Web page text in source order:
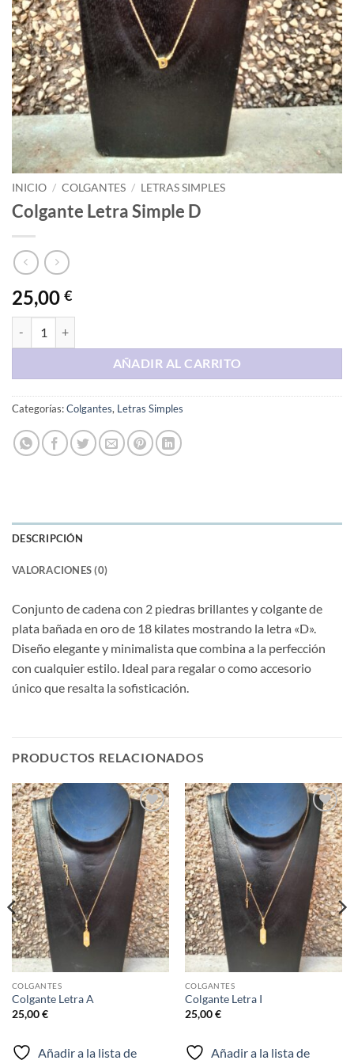
INICIO / COLGANTES / LETRAS SIMPLES
Colgante Letra Simple D
25,00 €
AÑADIR AL CARRITO
Categorías:Colgantes, Letras Simples
DESCRIPCIÓN
VALORACIONES (0)
Conjunto de cadena con 2 piedras brillantes y colgante de
plata bañada en oro de 18 kilates mostrando la letra «D».
Diseño elegante y minimalista que combina a la perfección
con cualquier estilo. Ideal para regalar o como accesorio
único que resalta la sofisticación.
PRODUCTOS RELACIONADOS
Añadir
a la
lista de
deseos
COLGANTES
Colgante Letra A
25,00€
Añadir a la lista de
Añadir
a la
lista de
deseos
COLGANTES
Colgante Letra I
25,00€
Añadir a la lista de